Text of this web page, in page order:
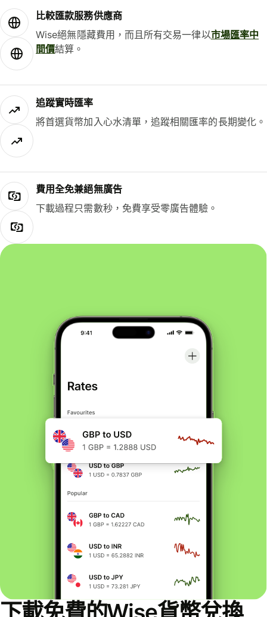
比較匯款服務供應商
Wise絕無隱藏費用，而且所有交易一律以市場匯率中
間價結算。
追蹤實時匯率
將首選貨幣加入心水清單，追蹤相關匯率的長期變化。
費用全免兼絕無廣告
下載過程只需數秒，免費享受零廣告體驗。